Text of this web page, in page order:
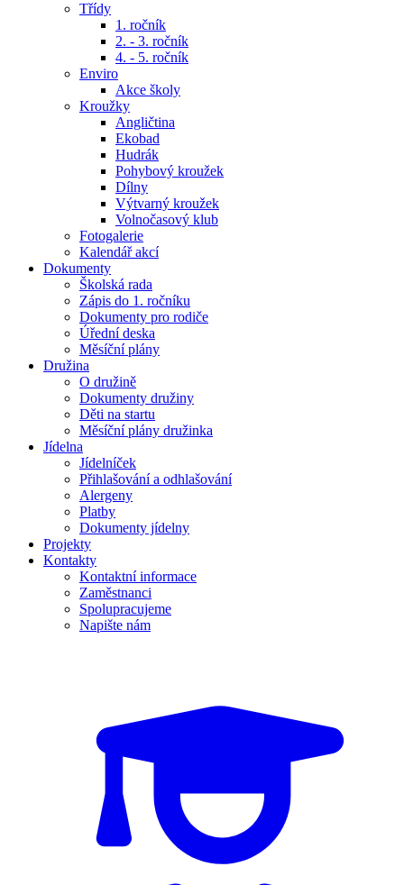
Třídy
1. ročník
2. - 3. ročník
4. - 5. ročník
Enviro
Akce školy
Kroužky
Angličtina
Ekobad
Hudrák
Pohybový kroužek
Dílny
Výtvarný kroužek
Volnočasový klub
Fotogalerie
Kalendář akcí
Dokumenty
Školská rada
Zápis do 1. ročníku
Dokumenty pro rodiče
Úřední deska
Měsíční plány
Družina
O družině
Dokumenty družiny
Děti na startu
Měsíční plány družinka
Jídelna
Jídelníček
Přihlašování a odhlašování
Alergeny
Platby
Dokumenty jídelny
Projekty
Kontakty
Kontaktní informace
Zaměstnanci
Spolupracujeme
Napište nám